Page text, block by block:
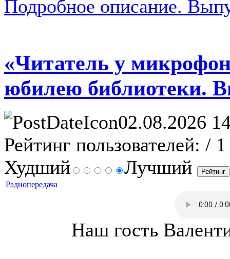
Подробное описание.
«Читатель у
юбилею библиотеки.
02.08.2026
Рейтинг пользователей: / 1
Худший
Лучший
Радиопередача
Наш гость